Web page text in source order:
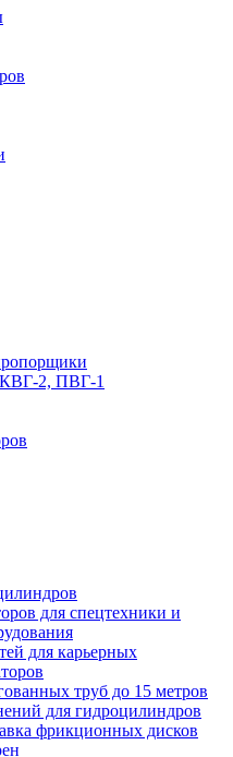
КВГ-2, ПВГ-1
для спецтехники и
для карьерных
труб до 15 метров
для гидроцилиндров
фрикционных дисков